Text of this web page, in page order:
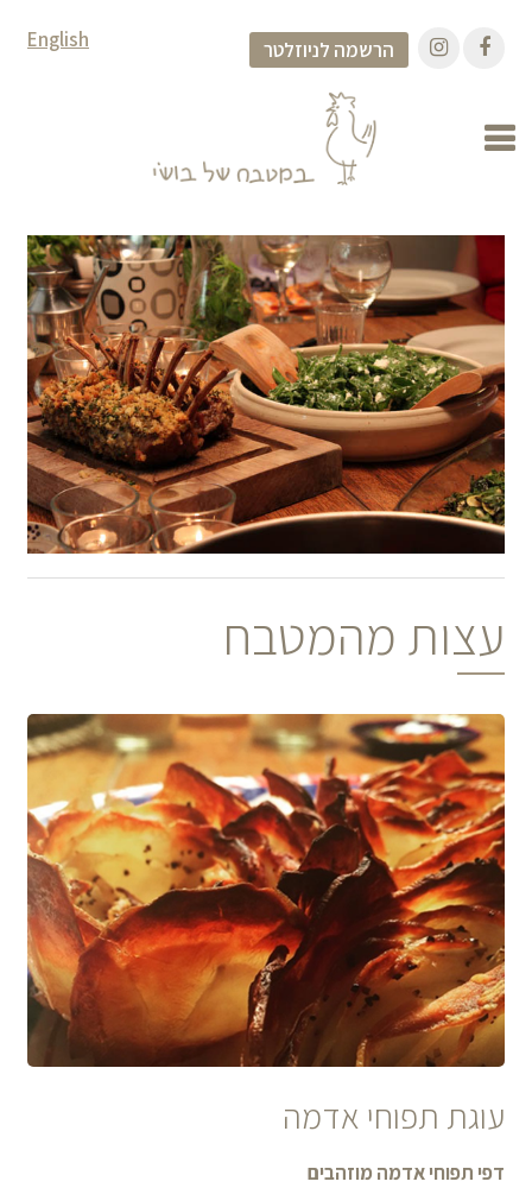
הרשמה לניוזלטר English
עצות מהמטבח
עוגת תפוחי אדמה
דפי תפוחי אדמה מוזהבים